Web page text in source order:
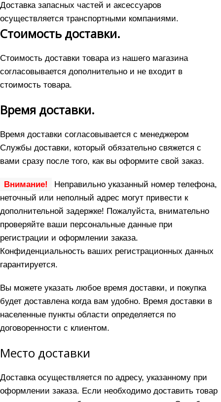
Доставка запасных частей и аксессуаров
осуществляется транспортными компаниями.
Стоимость доставки.
Стоимость доставки товара из нашего магазина
согласовывается дополнительно и не входит в
стоимость товара.
Время доставки.
Время доставки согласовывается с менеджером
Службы доставки, который обязательно свяжется с
вами сразу после того, как вы оформите свой заказ.
Внимание!
Неправильно указанный номер телефона,
неточный или неполный адрес могут привести к
дополнительной задержке! Пожалуйста, внимательно
проверяйте ваши персональные данные при
регистрации и оформлении заказа.
Конфиденциальность ваших регистрационных данных
гарантируется.
Вы можете указать любое время доставки, и покупка
будет доставлена когда вам удобно. Время доставки в
населенные пункты области определяется по
договоренности с клиентом.
Место доставки
Доставка осуществляется по адресу, указанному при
оформлении заказа. Если необходимо доставить товар